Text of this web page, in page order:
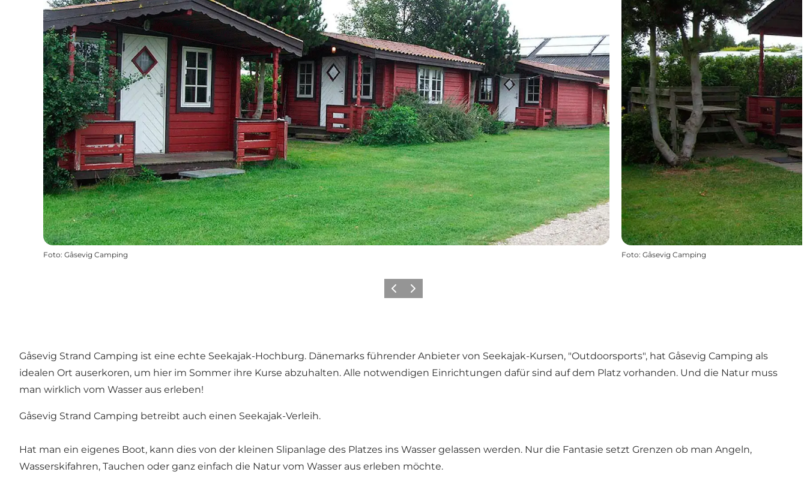
Foto: Gåsevig Camping Foto: Gåsevig Camping
ZurückWeiter
Gåsevig Strand Camping ist eine echte Seekajak-Hochburg. Dänemarks führender Anbieter von Seekajak-Kursen, "Outdoorsports", hat Gåsevig Camping als
idealen Ort auserkoren, um hier im Sommer ihre Kurse abzuhalten. Alle notwendigen Einrichtungen dafür sind auf dem Platz vorhanden. Und die Natur muss
man wirklich vom Wasser aus erleben!
Gåsevig Strand Camping betreibt auch einen Seekajak-Verleih.
Hat man ein eigenes Boot, kann dies von der kleinen Slipanlage des Platzes ins Wasser gelassen werden. Nur die Fantasie setzt Grenzen ob man Angeln,
Wasserskifahren, Tauchen oder ganz einfach die Natur vom Wasser aus erleben möchte.